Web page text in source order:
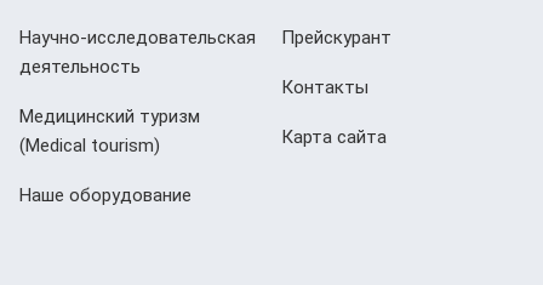
Научно-исследовательская
деятельность
Медицинский туризм
(Мedical tourism)
Наше оборудование
Прейскурант
Контакты
Карта сайта